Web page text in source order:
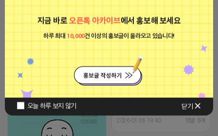
지금 바로오픈톡 아카이브에서 홍보해 보세요
하루 최대10,000건 이상의 홍보글이 올라오고 있습니다!
오늘 하루 보지 않기 닫기
2026-01-26 20:52 댓글: 0개
파묘
비공개
2026-01-26 19:40 댓글: 0개
티비 보는 라이언
비공개